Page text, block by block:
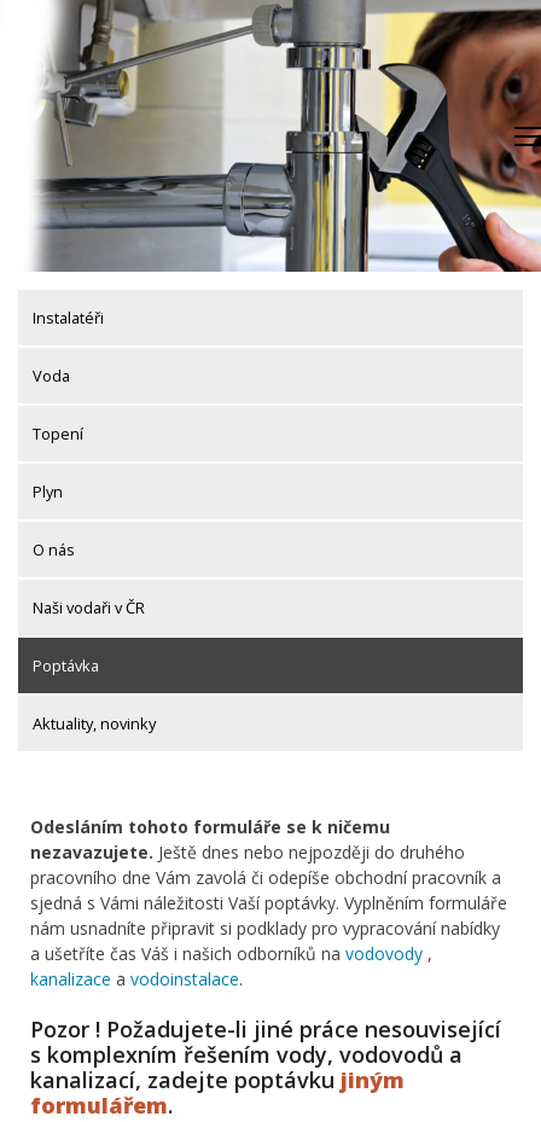
content
Instalatéři
Voda
Topení
Plyn
O nás
Naši vodaři v ČR
Poptávka
Aktuality, novinky
Odesláním tohoto formuláře se k ničemu
nezavazujete. Ještě dnes nebo nejpozději do druhého
pracovního dne Vám zavolá či odepíše obchodní pracovník a
sjedná s Vámi náležitosti Vaší poptávky. Vyplněním formuláře
nám usnadníte připravit si podklady pro vypracování nabídky
a ušetříte čas Váš i našich odborníků na vodovody ,
kanalizace a vodoinstalace.
Pozor ! Požadujete-li jiné práce nesouvisející
s komplexním řešením vody, vodovodů a
kanalizací, zadejte poptávku jiným
formulářem.